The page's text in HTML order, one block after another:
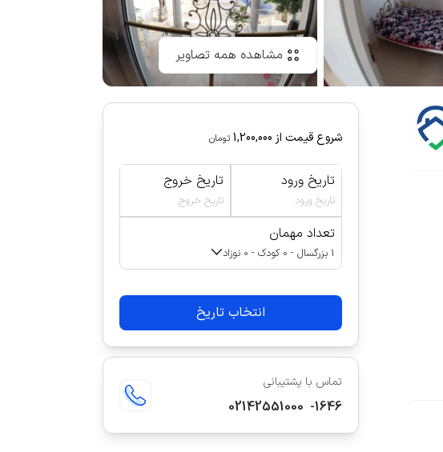
مشاهده همه تصاویر
شروع قیمت از 1,200,000 تومان
تاریخ ورود
تاریخ ورود
تاریخ خروج
تاریخ خروج
تعداد مهمان
1 بزرگسال - 0 کودک - 0 نوزاد
انتخاب تاریخ
تماس با پشتیبانی
02142551000 -1646